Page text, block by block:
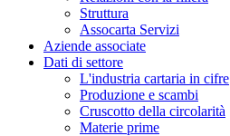
Struttura
Assocarta Servizi
Aziende associate
Dati di settore
L'industria cartaria in cifre
Produzione e scambi
Cruscotto della circolarità
Materie prime